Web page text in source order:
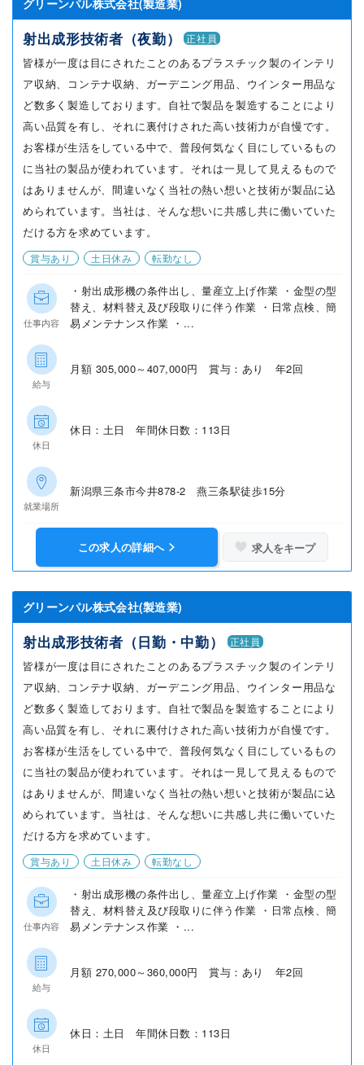
グリーンパル株式会社(製造業)
射出成形技術者（夜勤） 正社員
皆様が一度は目にされたことのあるプラスチック製のインテリ
ア収納、コンテナ収納、ガーデニング用品、ウインター用品な
ど数多く製造しております。自社で製品を製造することにより
高い品質を有し、それに裏付けされた高い技術力が自慢です。
お客様が生活をしている中で、普段何気なく目にしているもの
に当社の製品が使われています。それは一見して見えるもので
はありませんが、間違いなく当社の熱い想いと技術が製品に込
められています。当社は、そんな想いに共感し共に働いていた
だける方を求めています。
賞与あり 土日休み 転勤なし
仕事内容
・射出成形機の条件出し、量産立上げ作業 ・金型の型
替え、材料替え及び段取りに伴う作業 ・日常点検、簡
易メンテナンス作業 ・...
給与
月額 305,000～407,000円 賞与：あり 年2回
休日
休日：土日 年間休日数：113日
就業場所
新潟県三条市今井878-2 燕三条駅徒歩15分
この求人の詳細へ 求人をキープ
グリーンパル株式会社(製造業)
射出成形技術者（日勤・中勤） 正社員
皆様が一度は目にされたことのあるプラスチック製のインテリ
ア収納、コンテナ収納、ガーデニング用品、ウインター用品な
ど数多く製造しております。自社で製品を製造することにより
高い品質を有し、それに裏付けされた高い技術力が自慢です。
お客様が生活をしている中で、普段何気なく目にしているもの
に当社の製品が使われています。それは一見して見えるもので
はありませんが、間違いなく当社の熱い想いと技術が製品に込
められています。当社は、そんな想いに共感し共に働いていた
だける方を求めています。
賞与あり 土日休み 転勤なし
仕事内容
・射出成形機の条件出し、量産立上げ作業 ・金型の型
替え、材料替え及び段取りに伴う作業 ・日常点検、簡
易メンテナンス作業 ・...
給与
月額 270,000～360,000円 賞与：あり 年2回
休日
休日：土日 年間休日数：113日